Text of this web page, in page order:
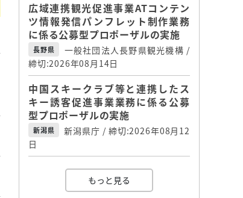
広域連携観光促進事業ATコンテン
ツ情報発信パンフレット制作業務
に係る公募型プロポーザルの実施
長野県
一般社団法人長野県観光機構 /
締切:2026年08月14日
中国スキークラブ等と連携したス
キー誘客促進事業業務に係る公募
型プロポーザルの実施
新潟県
新潟県庁 / 締切:2026年08月12
日
もっと見る